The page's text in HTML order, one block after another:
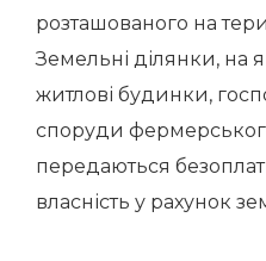
розташованого на
Земельні ділянки, на
житлові будинки,
споруди
передаються
власність у рахунок